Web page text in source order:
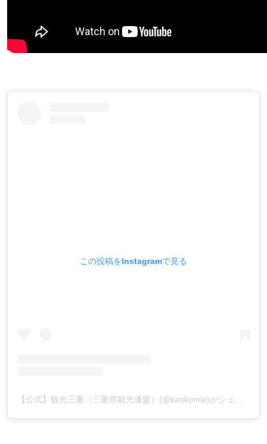
この投稿をInstagramで見る